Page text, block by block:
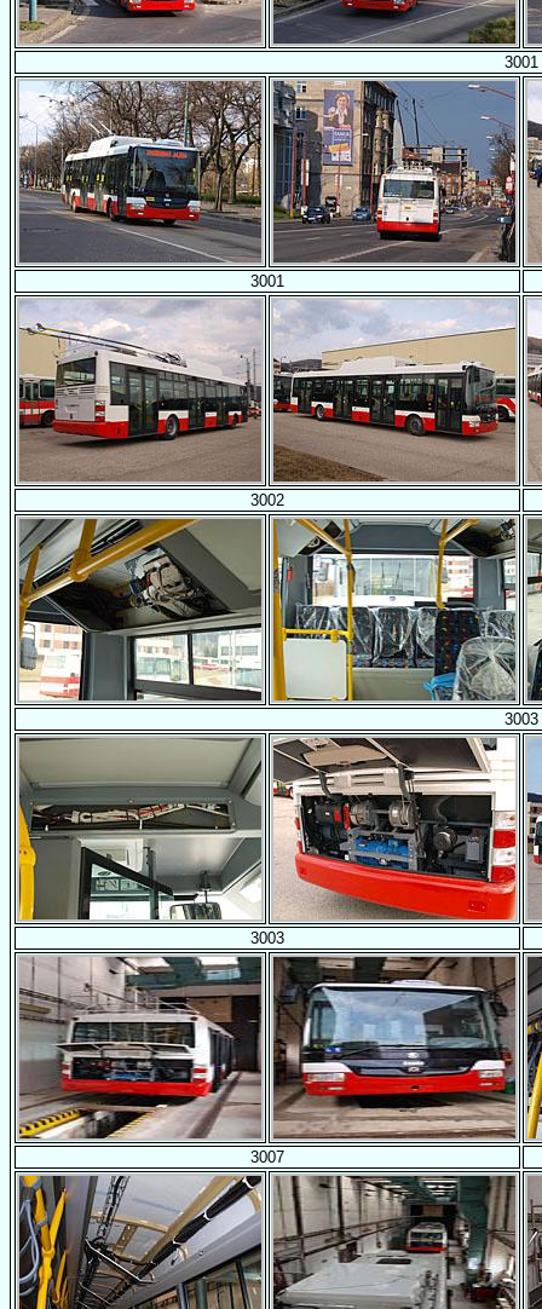
3001
3001
3002
3003
3003
3007